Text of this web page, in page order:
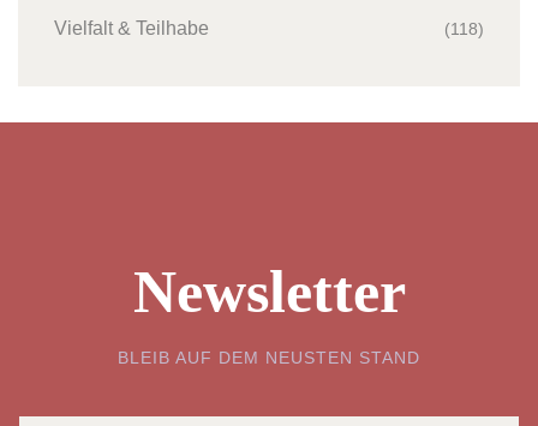
Vielfalt & Teilhabe (118)
Newsletter
BLEIB AUF DEM NEUSTEN STAND